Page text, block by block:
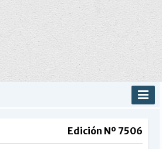
Edición Nº 7506